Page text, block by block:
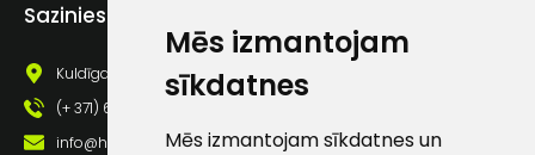
Mēs izmantojam
sīkdatnes
Mēs izmantojam sīkdatnes un
Sazinies ar mums
Kuldīgas iela 69a, Saldus, Saldus nov., LV - 3801
(+ 371) 63 881 186
info@hards.lv